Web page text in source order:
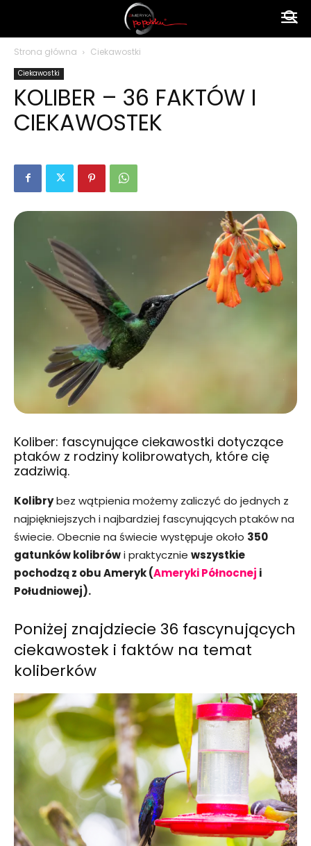
Strona główna Ciekawostki
Ciekawostki
KOLIBER – 36 FAKTÓW I
CIEKAWOSTEK
Koliber: fascynujące ciekawostki dotyczące
ptaków z rodziny kolibrowatych, które cię
zadziwią.
Kolibrybez wątpienia możemy zaliczyć do jednych z
najpiękniejszych i najbardziej fascynujących ptaków na
świecie. Obecnie na świecie występuje około 350
gatunków kolibrówi praktycznie wszystkie
pochodzą z obu Ameryk (Ameryki Północnej i
Południowej).
Poniżej znajdziecie 36 fascynujących
ciekawostek i faktów na temat
koliberków